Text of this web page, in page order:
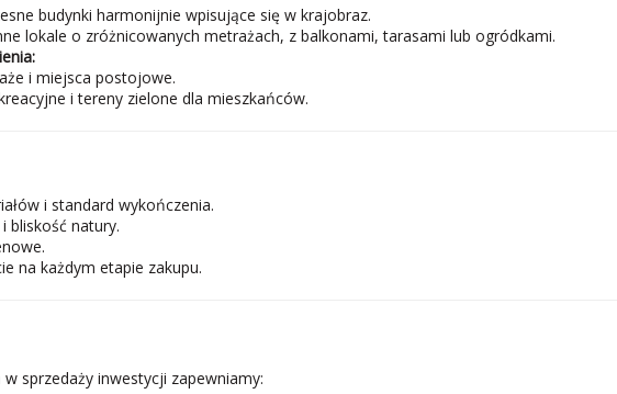
budynki harmonijnie wpisujące się w krajobraz.
lokale o zróżnicowanych metrażach, z balkonami, tarasami lub ogródkami.
i miejsca postojowe.
i tereny zielone dla mieszkańców.
i standard wykończenia.
bliskość natury.
na każdym etapie zakupu.
sprzedaży inwestycji zapewniamy: